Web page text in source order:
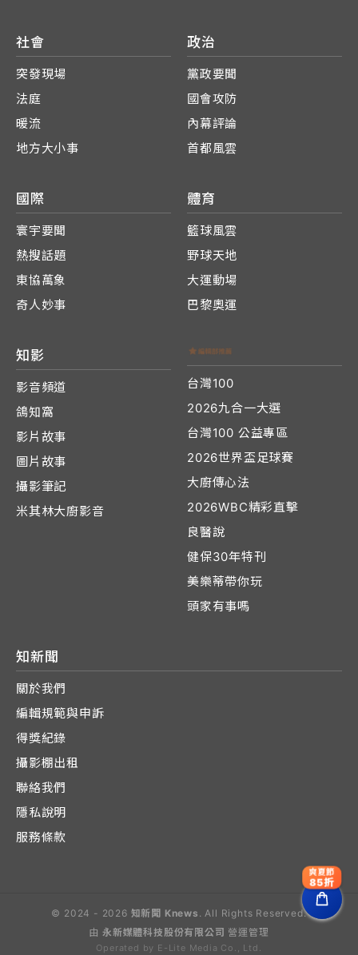
社會
突發現場
法庭
暖流
地方大小事
政治
黨政要聞
國會攻防
內幕評論
首都風雲
國際
寰宇要聞
熱搜話題
東協萬象
奇人妙事
體育
籃球風雲
野球天地
大運動場
巴黎奧運
知影
影音頻道
鴿知窩
影片故事
圖片故事
攝影筆記
米其林大廚影音
台灣100
2026九合一大選
台灣100 公益專區
2026世界盃足球賽
大廚傳心法
2026WBC精彩直擊
良醫說
健保30年特刊
美樂蒂帶你玩
頭家有事嗎
知新聞
關於我們
編輯規範與申訴
得獎紀錄
攝影棚出租
聯絡我們
隱私說明
服務條款
© 2024 - 2026 知新聞 Knews . All Rights Reserved.
由 永新媒體科技股份有限公司 營運管理
Operated by E-Lite Media Co., Ltd.
爽夏節
85折